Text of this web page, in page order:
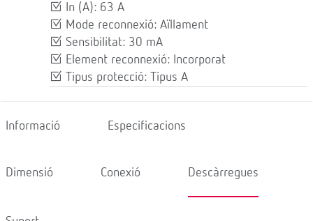
In (A): 63 A
Mode reconnexió: Aïllament
Sensibilitat: 30 mA
Element reconnexió: Incorporat
Tipus protecció: Tipus A
Informació Especificacions
Dimensió Conexió Descàrregues